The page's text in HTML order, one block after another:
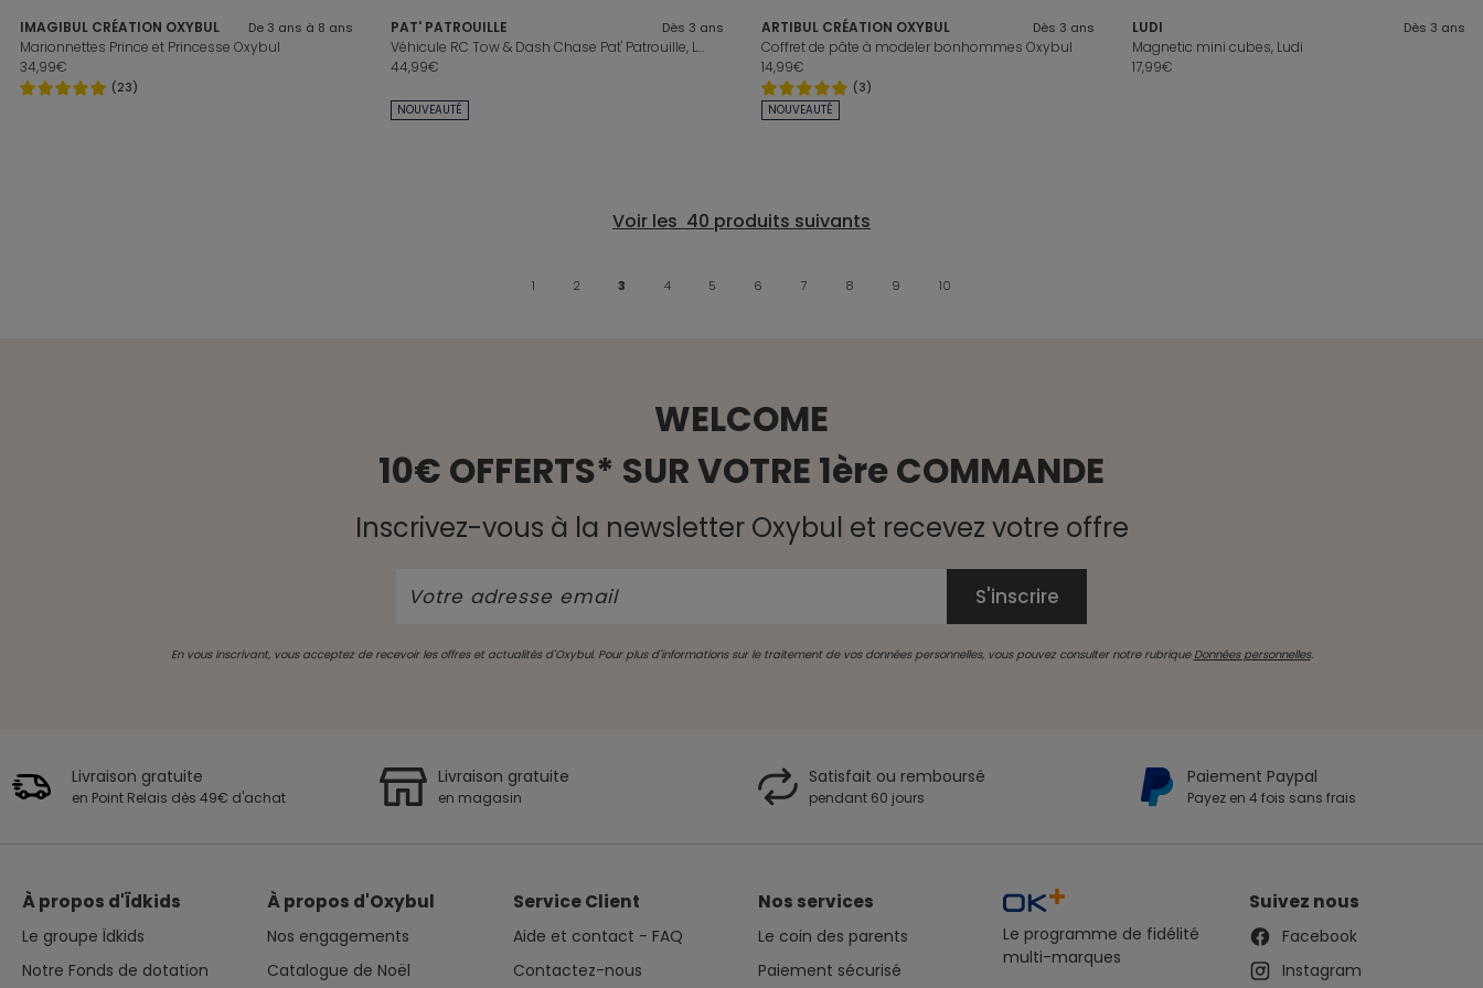
IMAGIBUL CRÉATION OXYBUL De 3 ans à 8 ans
Marionnettes Prince et Princesse Oxybul
34,99€
(23)
NOUVEAUTÉ
PAT' PATROUILLE Dès 3 ans
Véhicule RC Tow & Dash Chase Pat' Patrouille, Le Film Mission Dino
44,99€
NOUVEAUTÉ
ARTIBUL CRÉATION OXYBUL Dès 3 ans
Coffret de pâte à modeler bonhommes Oxybul
14,99€
(3)
LUDI Dès 3 ans
Magnetic mini cubes, Ludi
17,99€
1 2 3 4 5 6 7 8 9 10
WELCOME
10€ OFFERTS* SUR VOTRE 1ère COMMANDE
Inscrivez-vous à la newsletter Oxybul et recevez votre offre
En vous inscrivant, vous acceptez de recevoir les offres et actualités d'Oxybul. Pour plus d'informations sur le traitement de vos données personnelles, vous pouvez consulter notre rubrique Données personnelles.
Livraison gratuite
en Point Relais dès 49€ d'achat
Livraison gratuite
en magasin
Satisfait ou remboursé
pendant 60 jours
Paiement Paypal
Payez en 4 fois sans frais
À propos d'Ïdkids
Le groupe Ïdkids
Notre Fonds de dotation
À propos d'Oxybul
Nos engagements
Catalogue de Noël
Service Client
Aide et contact - FAQ
Contactez-nous
Nos services
Le coin des parents
Paiement sécurisé
Le programme de fidélité
multi-marques
Suivez nous
Facebook
Instagram